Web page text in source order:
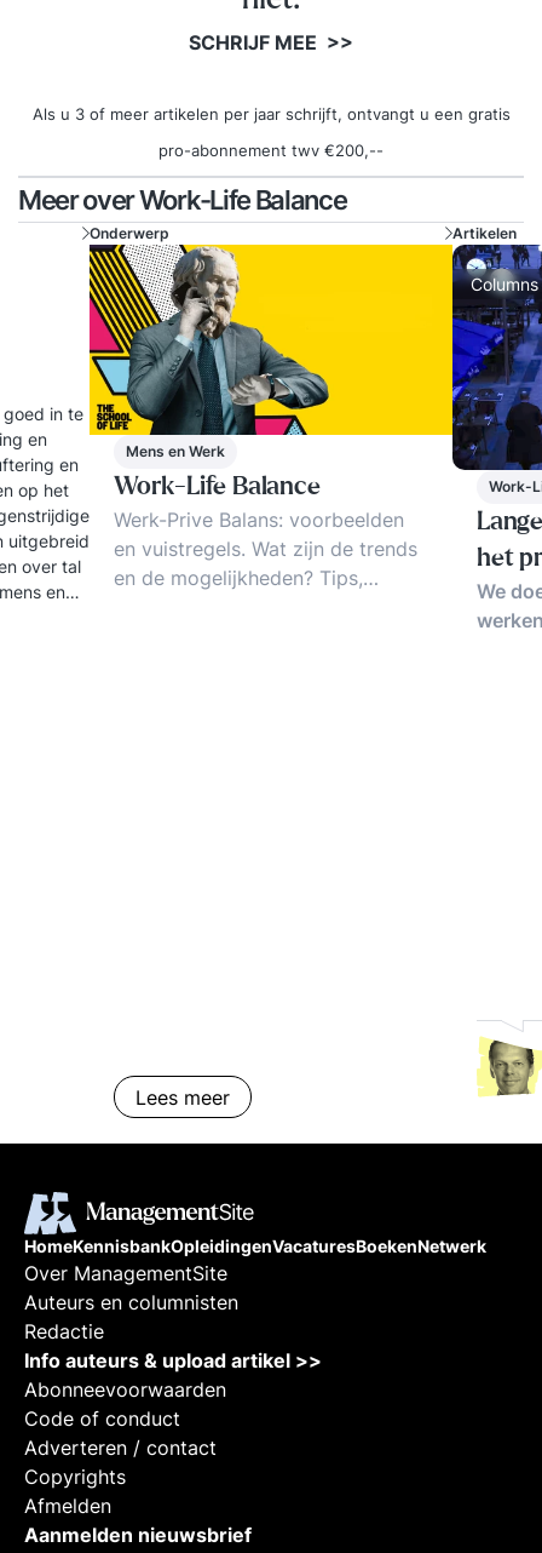
SCHRIJF MEE >>
Als u 3 of meer artikelen per jaar schrijft, ontvangt u een gratis
pro-abonnement twv €200,--
Meer over Work-Life Balance
goed in te
en
en
op het
uitgebreid
over tal
en
Onderwerp
Mens en Werk
Work-Life Balance
Werk-Prive Balans: voorbeelden
en vuistregels. Wat zijn de trends
en de mogelijkheden? Tips,
Lees meer
Artikelen
Columns
Work-
het
We
HomeKennisbankOpleidingenVacaturesBoekenNetwerk
Over ManagementSite
Auteurs en columnisten
Redactie
Info auteurs & upload artikel >>
Abonneevoorwaarden
Code of conduct
Adverteren / contact
Copyrights
Afmelden
Aanmelden nieuwsbrief